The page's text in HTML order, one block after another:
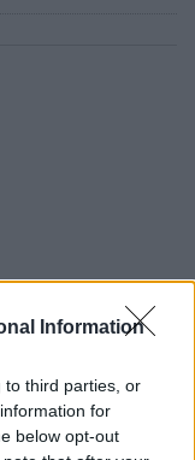
Information
to third parties, or
for
below opt-out